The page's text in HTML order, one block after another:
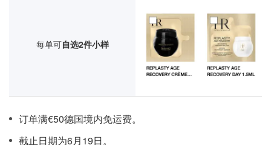
每单可自选2件小样
订单满€50德国境内免运费。
截止日期为6月19日。